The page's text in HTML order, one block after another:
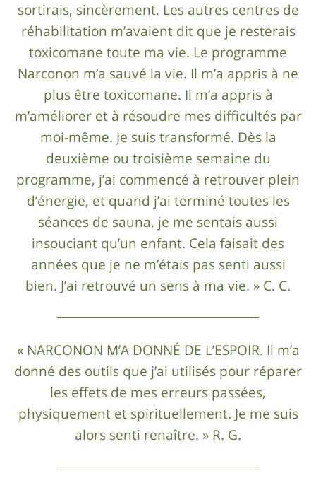
sortirais, sincèrement. Les autres centres de
réhabilitation m’avaient dit que je resterais
toxicomane toute ma vie. Le programme
Narconon m’a sauvé la vie. Il m’a appris à ne
plus être toxicomane. Il m’a appris à
m’améliorer et à résoudre mes difficultés par
moi-même. Je suis transformé. Dès la
deuxième ou troisième semaine du
programme, j’ai commencé à retrouver plein
d’énergie, et quand j’ai terminé toutes les
séances de sauna, je me sentais aussi
insouciant qu’un enfant. Cela faisait des
années que je ne m’étais pas senti aussi
bien. J’ai retrouvé un sens à ma vie. » C. C.
« NARCONON M’A DONNÉ DE L’ESPOIR. Il m’a
donné des outils que j’ai utilisés pour réparer
les effets de mes erreurs passées,
physiquement et spirituellement. Je me suis
alors senti renaître. » R. G.